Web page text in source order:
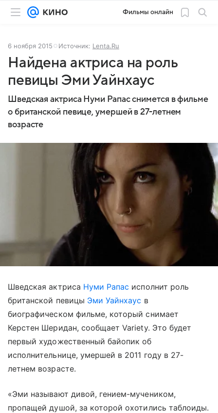
Фильмы онлайн
6 ноября 2015 Источник: Lenta.Ru
Найдена актриса на роль
певицы Эми Уайнхаус
Шведская актриса Нуми Рапас снимется в фильме
о британской певице, умершей в 27-летнем
возрасте
Шведская актриса Нуми Рапас исполнит роль
британской певицы Эми Уайнхаус в
биографическом фильме, который снимает
Керстен Шеридан, сообщает Variety. Это будет
первый художественный байопик об
исполнительнице, умершей в 2011 году в 27-
летнем возрасте.
«Эми называют дивой, гением-мучеником,
пропащей душой, за которой охотились таблоиды.